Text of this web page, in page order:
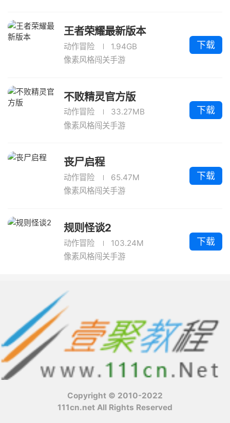
王者荣耀最新版本
动作冒险
1.94GB
像素风格闯关手游
下载
不败精灵官方版
动作冒险
33.27MB
像素风格闯关手游
下载
丧尸启程
动作冒险
65.47M
像素风格闯关手游
下载
规则怪谈2
动作冒险
103.24M
像素风格闯关手游
下载
Copyright © 2010-2022
111cn.net All Rights Reserved